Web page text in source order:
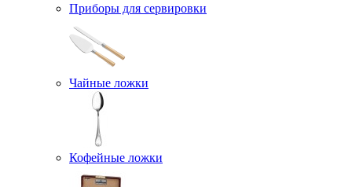
Приборы для сервировки
Чайные ложки
Кофейные ложки